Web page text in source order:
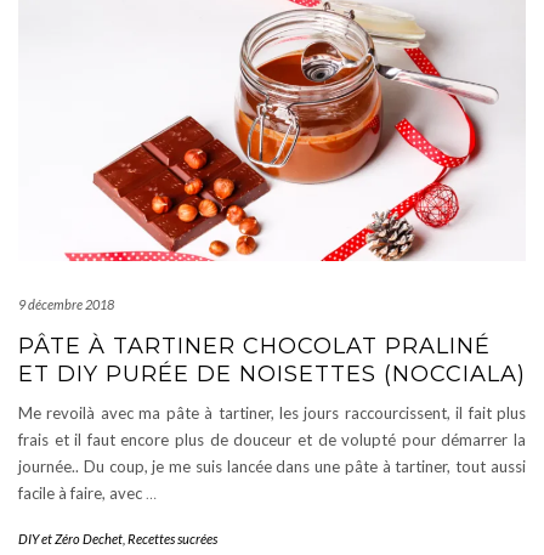
9 décembre 2018
PÂTE À TARTINER CHOCOLAT PRALINÉ
ET DIY PURÉE DE NOISETTES (NOCCIALA)
Me revoilà avec ma pâte à tartiner, les jours raccourcissent, il fait plus
frais et il faut encore plus de douceur et de volupté pour démarrer la
journée.. Du coup, je me suis lancée dans une pâte à tartiner, tout aussi
facile à faire, avec …
DIY et Zéro Dechet Recettes sucrées